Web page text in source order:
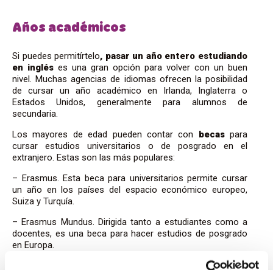
Años académicos
Si puedes permitírtelo, pasar un año entero estudiando
en inglés es una gran opción para volver con un buen
nivel. Muchas agencias de idiomas ofrecen la posibilidad
de cursar un año académico en Irlanda, Inglaterra o
Estados Unidos, generalmente para alumnos de
secundaria.
Los mayores de edad pueden contar con becaspara
cursar estudios universitarios o de posgrado en el
extranjero. Estas son las más populares:
– Erasmus. Esta beca para universitarios permite cursar
un año en los países del espacio económico europeo,
Suiza y Turquía.
– Erasmus Mundus. Dirigida tanto a estudiantes como a
docentes, es una beca para hacer estudios de posgrado
en Europa.
– Leonardo da Vinci. La particularidad de esta beca es que